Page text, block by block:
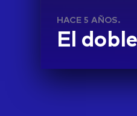
HACE 5 AÑOS.
El